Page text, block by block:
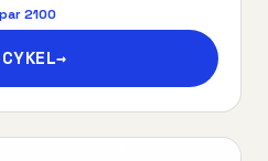
2100
→